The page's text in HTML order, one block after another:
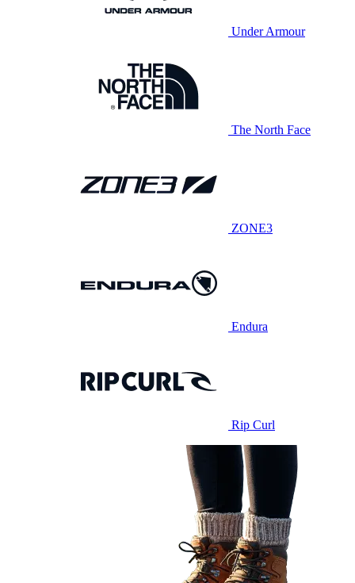
Under Armour
The North Face
ZONE3
Endura
Rip Curl